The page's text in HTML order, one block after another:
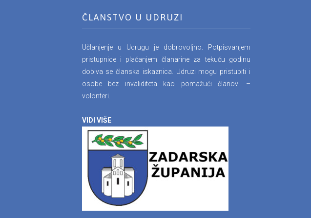
ČLANSTVO U UDRUZI
Učlanjenje u Udrugu je dobrovoljno. Potpisvanjem
pristupnice i plaćanjem članarine za tekuću godinu
dobiva se članska iskaznica. Udruzi mogu pristupiti i
osobe bez invaliditeta kao pomažući članovi –
volonteri.
VIDI VIŠE